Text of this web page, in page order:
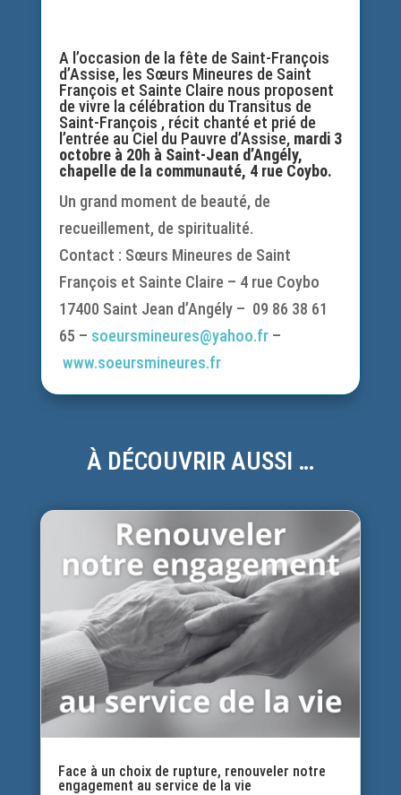
A l’occasion de la fête de Saint-François
d’Assise, les Sœurs Mineures de Saint
François et Sainte Claire nous proposent
de vivre la célébration du Transitus de
Saint-François , récit chanté et prié de
l’entrée au Ciel du Pauvre d’Assise, mardi 3
octobre à 20h à Saint-Jean d’Angély,
chapelle de la communauté, 4 rue Coybo.
Un grand moment de beauté, de
recueillement, de spiritualité.
Contact : Sœurs Mineures de Saint
François et Sainte Claire – 4 rue Coybo
17400 Saint Jean d’Angély – 09 86 38 61
65 – soeursmineures@yahoo.fr–
www.soeursmineures.fr
À DÉCOUVRIR AUSSI …
Face à un choix de rupture, renouveler notre
engagement au service de la vie